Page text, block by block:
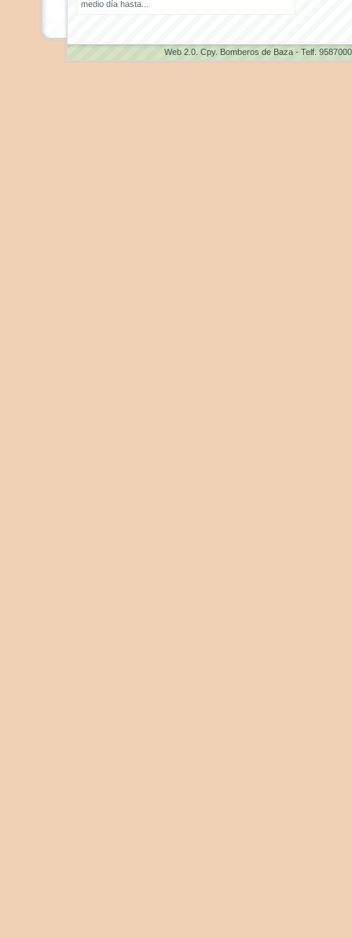
medio día hasta...
Web 2.0 . Cpy. Bomberos de Baza - Telf.